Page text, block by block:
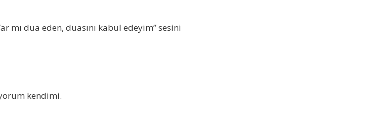
mı dua eden, duasını kabul edeyim” sesini
kendimi.